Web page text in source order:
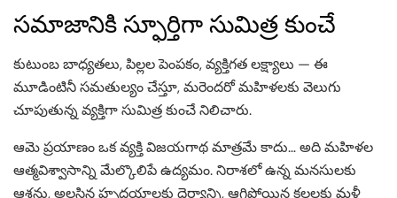
సమాజానికి స్ఫూర్తిగా సుమిత్ర కుంచే
కుటుంబ బాధ్యతలు, పిల్లల పెంపకం, వ్యక్తిగత లక్ష్యాలు — ఈ
మూడింటినీ సమతుల్యం చేస్తూ, మరెందరో మహిళలకు వెలుగు
చూపుతున్న వ్యక్తిగా సుమిత్ర కుంచే నిలిచారు.
ఆమె ప్రయాణం ఒక వ్యక్తి విజయగాథ మాత్రమే కాదు… అది మహిళల
ఆత్మవిశ్వాసాన్ని మేల్కొలిపే ఉద్యమం. నిరాశలో ఉన్న మనసులకు
ఆశను, అలసిన హృదయాలకు ధైర్యాన్ని, ఆగిపోయిన కలలకు మళ్లీ